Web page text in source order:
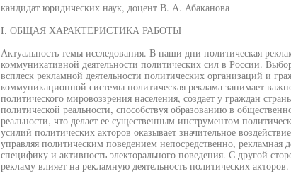
кандидат юридических наук, доцент В. А. Абаканова
I. ОБЩАЯ ХАРАКТЕРИСТИКА РАБОТЫ
Актуальность темы исследования. В наши дни политическая
коммуникативной деятельности политических сил в России.
всплеск рекламной деятельности политических организаций и
коммуникационной системы политическая реклама занимает
политического мировоззрения населения, создает у граждан
политической реальности, способствуя образованию в
реальности, что делает ее существенным инструментом
усилий политических акторов оказывает значительное
управляя политическим поведением непосредственно, рекламная
специфику и активность электорального поведения. С другой
рекламу влияет на рекламную деятельность политических акторов.